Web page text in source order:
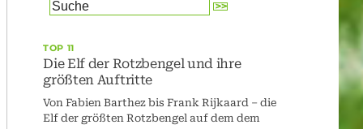
TOP 11
Die Elf der Rotzbengel und ihre
größten Auftritte
Von Fabien Barthez bis Frank Rijkaard – die
Elf der größten Rotzbengel auf dem dem